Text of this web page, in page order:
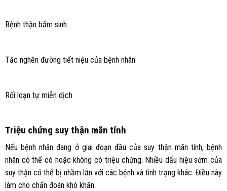
Bệnh thận bẩm sinh
Tắc nghẽn đường tiết niệu của bệnh nhân
Rối loạn tự miễn dịch
Triệu chứng suy thận mãn tính
Nếu bệnh nhân đang ở giai đoạn đầu của suy thận mãn tính, bệnh
nhân có thể có hoặc không có triệu chứng. Nhiều dấu hiệu sớm của
suy thận có thể bị nhầm lẫn với các bệnh và tình trạng khác. Điều này
làm cho chẩn đoán khó khăn.